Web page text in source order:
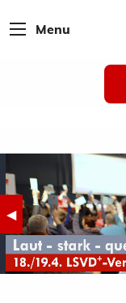
Menu
Previous Slide
◀︎